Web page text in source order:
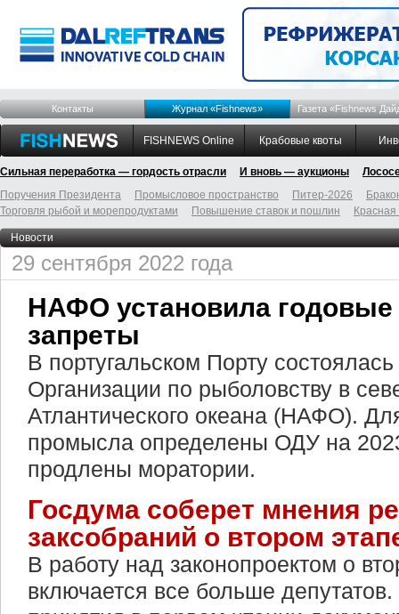
Контакты Журнал «Fishnews» Газета «Fishnews
FISHNEWS Online Крабовые квоты
Сильная переработка — гордость отрасли И вновь — аукционы
Поручения Президента
Промысловое пространство Питер-2026
Торговля рыбой и морепродуктами
Повышение ставок и пошлин
Новости
29 сентября 2022 года
НАФО установила годовые
запреты
В португальском Порту
Организации по рыболовству в
Атлантического океана (НАФО).
промысла определены ОДУ на
продлены моратории.
Госдума соберет мнения
заксобраний о втором
В работу над законопроектом о
включается все больше